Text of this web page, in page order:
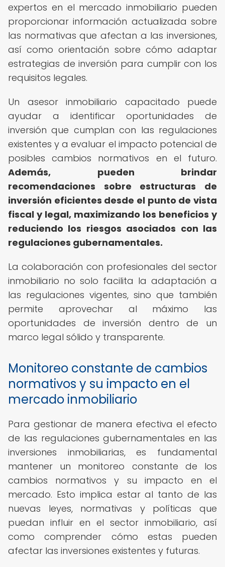
expertos en el mercado inmobiliario pueden
proporcionar información actualizada sobre
las normativas que afectan a las inversiones,
así como orientación sobre cómo adaptar
estrategias de inversión para cumplir con los
requisitos legales.
Un asesor inmobiliario capacitado puede
ayudar a identificar oportunidades de
inversión que cumplan con las regulaciones
existentes y a evaluar el impacto potencial de
posibles cambios normativos en el futuro.
Además, pueden brindar
recomendaciones sobre estructuras de
inversión eficientes desde el punto de vista
fiscal y legal, maximizando los beneficios y
reduciendo los riesgos asociados con las
regulaciones gubernamentales.
La colaboración con profesionales del sector
inmobiliario no solo facilita la adaptación a
las regulaciones vigentes, sino que también
permite aprovechar al máximo las
oportunidades de inversión dentro de un
marco legal sólido y transparente.
Monitoreo constante de cambios
normativos y su impacto en el
mercado inmobiliario
Para gestionar de manera efectiva el efecto
de las regulaciones gubernamentales en las
inversiones inmobiliarias, es fundamental
mantener un monitoreo constante de los
cambios normativos y su impacto en el
mercado. Esto implica estar al tanto de las
nuevas leyes, normativas y políticas que
puedan influir en el sector inmobiliario, así
como comprender cómo estas pueden
afectar las inversiones existentes y futuras.